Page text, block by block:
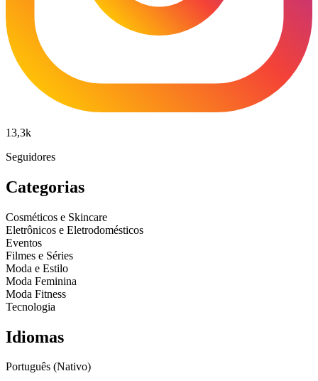
13,3k
Seguidores
Categorias
Cosméticos e Skincare
Eletrônicos e Eletrodomésticos
Eventos
Filmes e Séries
Moda e Estilo
Moda Feminina
Moda Fitness
Tecnologia
Idiomas
Português (Nativo)